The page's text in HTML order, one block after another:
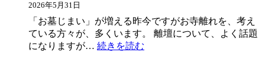
石
区
幌
市・
白
散
骨」
家
葬
儀
屋
2026年5月31日
「お墓じまい」が増える昨今ですがお寺離れを、考え
ている方々が、多くいます。 離壇について、よく話題
になりますが… 続きを読む